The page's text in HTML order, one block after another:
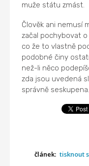
muže státu zmást.
Člověk ani nemusí
začal pochybovat
co že to vlastně
podobné činy
než-li něco
zda jsou uvedená
správně seskupena.
článek: tisknout